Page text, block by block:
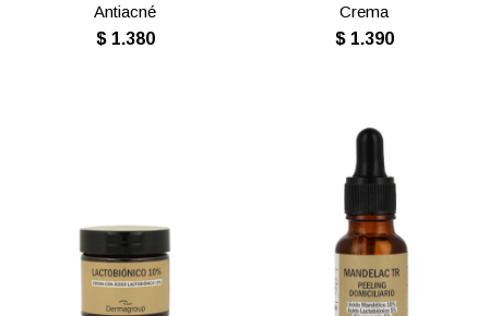
Antiacné
$ 1.380
Crema
$ 1.390